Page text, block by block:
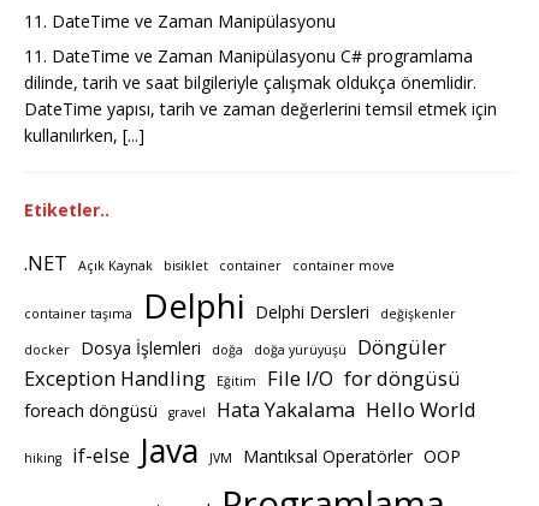
11. DateTime ve Zaman Manipülasyonu
11. DateTime ve Zaman Manipülasyonu C# programlama
dilinde, tarih ve saat bilgileriyle çalışmak oldukça önemlidir.
DateTime yapısı, tarih ve zaman değerlerini temsil etmek için
kullanılırken, [...]
Etiketler..
.NET Açık Kaynak bisiklet container container move
container taşıma Delphi Delphi Dersleri değişkenler
docker Dosya İşlemleri doğa doğa yürüyüşü
Döngüler
Exception Handling
Eğitim File I/O for döngüsü
foreach döngüsü gravel Hata Yakalama Hello World
hiking if-else Java JVM Mantıksal Operatörler OOP